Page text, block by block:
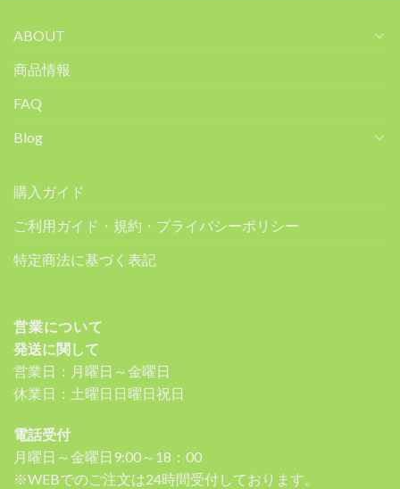
ABOUT
商品情報
FAQ
Blog
購入ガイド
ご利用ガイド・規約・プライバシーポリシー
特定商法に基づく表記
営業について
発送に関して
営業日：月曜日～金曜日
休業日：土曜日日曜日祝日
電話受付
月曜日～金曜日9:00～18：00
※WEBでのご注文は24時間受付しております。